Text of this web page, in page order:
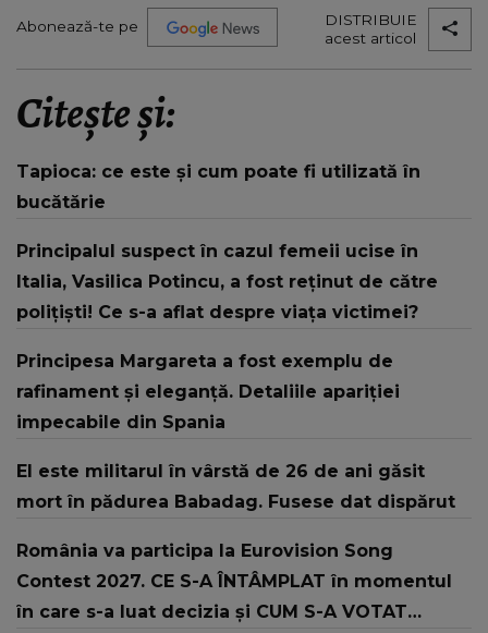
Abonează-te pe
DISTRIBUIE
acest articol
Citește și:
Tapioca: ce este și cum poate fi utilizată în
bucătărie
Principalul suspect în cazul femeii ucise în
Italia, Vasilica Potincu, a fost reținut de către
polițiști! Ce s-a aflat despre viața victimei?
Principesa Margareta a fost exemplu de
rafinament și eleganță. Detaliile apariției
impecabile din Spania
El este militarul în vârstă de 26 de ani găsit
mort în pădurea Babadag. Fusese dat dispărut
România va participa la Eurovision Song
Contest 2027. CE S-A ÎNTÂMPLAT în momentul
în care s-a luat decizia și CUM S-A VOTAT